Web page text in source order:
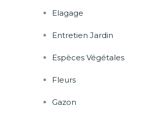
Elagage
Entretien Jardin
Espèces Végétales
Fleurs
Gazon